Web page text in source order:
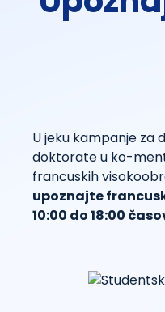
U jeku kampanje za
doktorate u ko-
francuskih
upoznajte
10:00 do 18:00